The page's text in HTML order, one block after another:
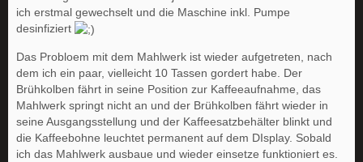
ich erstmal gewechselt und die Maschine inkl. Pumpe
desinfiziert
Das Probloem mit dem Mahlwerk ist wieder aufgetreten, nach
dem ich ein paar, vielleicht 10 Tassen gordert habe. Der
Brühkolben fährt in seine Position zur Kaffeeaufnahme, das
Mahlwerk springt nicht an und der Brühkolben fährt wieder in
seine Ausgangsstellung und der Kaffeesatzbehälter blinkt und
die Kaffeebohne leuchtet permanent auf dem DIsplay. Sobald
ich das Mahlwerk ausbaue und wieder einsetze funktioniert es.